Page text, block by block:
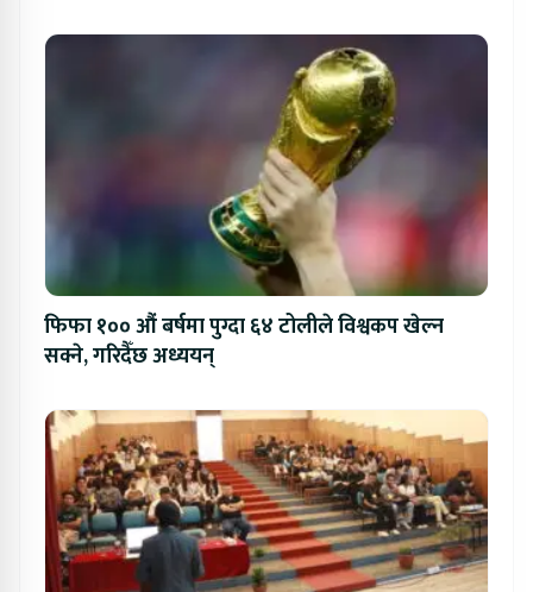
फिफा १०० औं बर्षमा पुग्दा ६४ टोलीले विश्वकप खेल्न
सक्ने, गरिदैँछ अध्ययन्